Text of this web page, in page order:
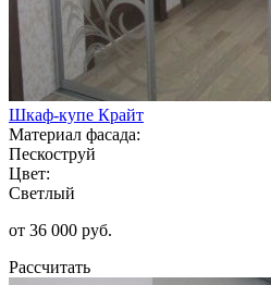
Шкаф-купе Крайт
Материал фасада:
Пескоструй
Цвет:
Светлый
от 36 000 руб.
Рассчитать